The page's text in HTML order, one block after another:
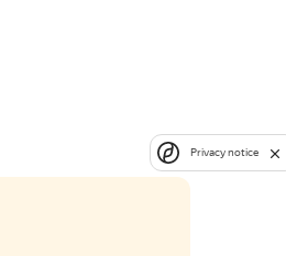
Privacy notice